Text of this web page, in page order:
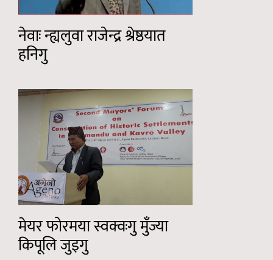
नेवाः न्ह्यलुवा राजेन्द्र श्रेष्ठयात
हनिगु
मेयर फोरमया स्वक्वःगु मुँज्या
किपूलि जुइगु